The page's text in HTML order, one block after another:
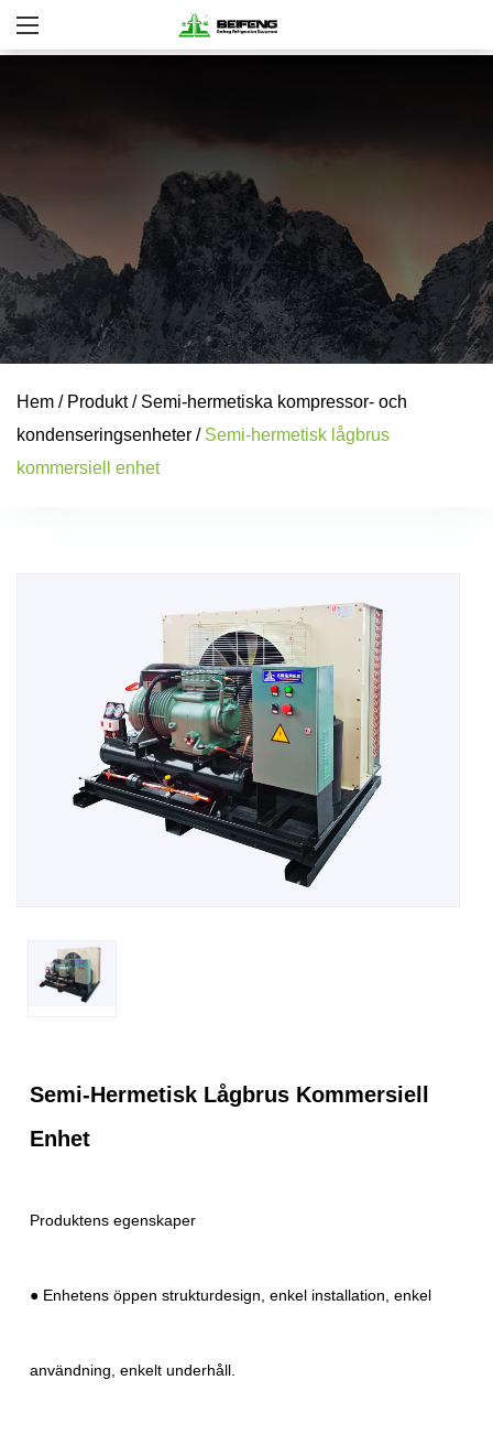
Hem / Produkt/ Semi-hermetiska kompressor- och
kondenseringsenheter / Semi-hermetisk lågbrus
kommersiell enhet
Semi-Hermetisk Lågbrus Kommersiell
Enhet
Produktens egenskaper
● Enhetens öppen strukturdesign, enkel installation, enkel
användning, enkelt underhåll.